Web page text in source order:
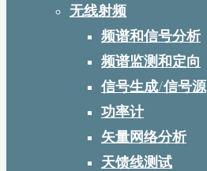
无线射频
频谱和信号分析
频谱监测和定向
信号生成/信号源
功率计
矢量网络分析
天馈线测试